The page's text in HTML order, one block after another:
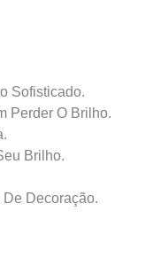
Sofisticado.
Perder O Brilho.
Brilho.
Decoração.